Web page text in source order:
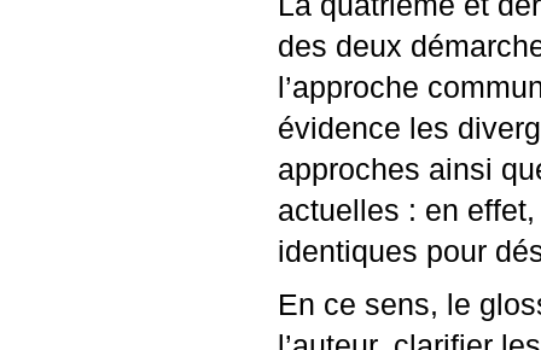
des deux
l’approche
évidence les
approches ainsi
actuelles : en
identiques pour
En ce sens, le